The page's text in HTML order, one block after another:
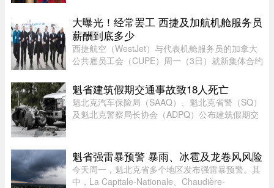
时尚圈。然而，爆红背后却伴随争议，她多次因拍
摄风格被质疑将未成年孩童 ...
大曝光！经常罢工 西捷及加航机舱服务员
薪酬到底多少
西捷航空（WestJet）与代表机舱服务员的加拿大
公共雇员工会（CUPE）周一（3日）就新集体合约
西捷航空周一在官网公布的薪酬资料，该公司机舱
服务员薪酬为每个「薪酬工时 ...
魁省建筑假期交通事故致18人死亡
魁北克汽车保险局（SAAQ）、魁北克省警（SQ）
及魁北克警察局长协会（ADPQ）公布建筑假期交
今年死亡人数明显下降。统计显 ...
魁省强雷暴预警 暴雨、冰雹及龙卷风风险
今天周一，魁北克省多个地区发布强雷暴预警。其
中，La Capitale-Nationale、Chaudière-